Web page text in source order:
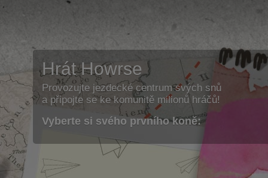
Hrát Howrse
Provozujte jezdecké centrum svých snů
a připojte se ke komunitě milionů hráčů!
Vyberte si svého prvního koně: